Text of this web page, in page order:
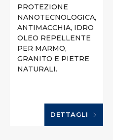
PROTEZIONE
NANOTECNOLOGICA,
ANTIMACCHIA, IDRO
OLEO REPELLENTE
PER MARMO,
GRANITO E PIETRE
NATURALI.
DETTAGLI